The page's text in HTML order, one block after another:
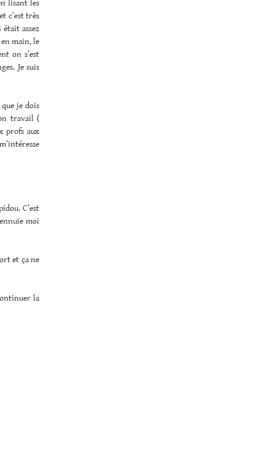
lisant les
c’est très
assez
main, le
on s’est
Je suis
je dois
travail (
profs aux
C’est
moi
et ça ne
la